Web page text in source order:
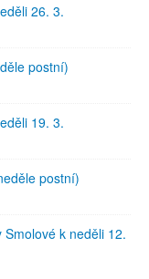
26. 3.
postní)
19. 3.
postní)
k neděli 12.